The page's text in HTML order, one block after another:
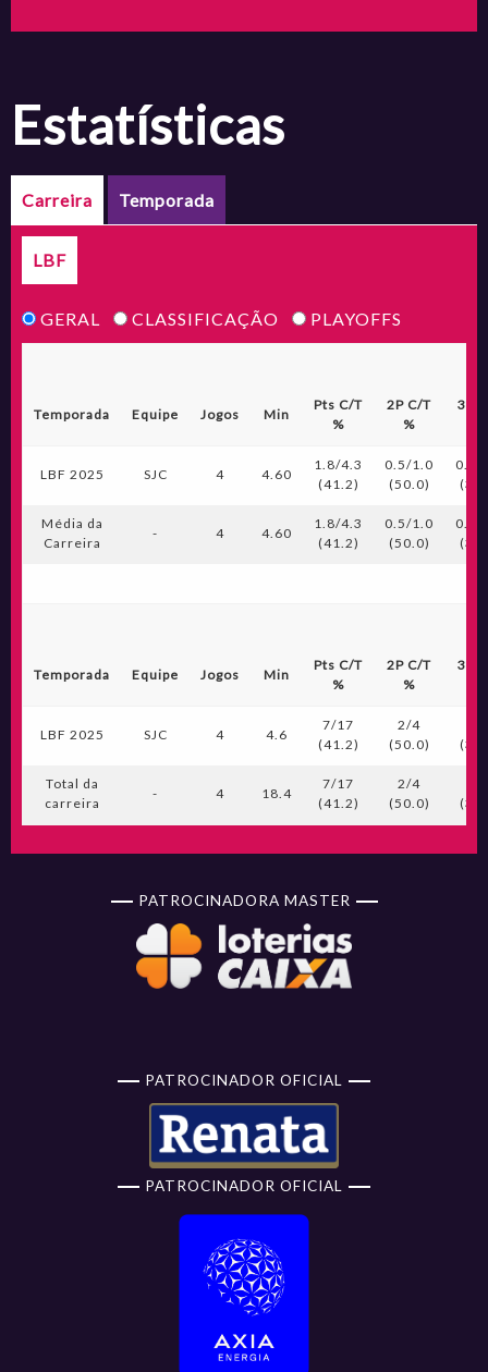
estatísticas
Carreira Temporada
LBF
GERAL CLASSIFICAÇÃO PLAYOFFS
Temporada Equipe Jogos Min
Pts C/T
%
2P C/T
%
3P
LBF 2025 SJC 4 4.60
1.8/4.3
(41.2)
0.5/1.0
(50.0)
0.3/
Média da
Carreira
- 4 4.60
1.8/4.3
(41.2)
0.5/1.0
(50.0)
0.3/
Temporada Equipe Jogos Min
Pts C/T
%
2P C/T
%
3P
LBF 2025 SJC 4 4.6
7/17
(41.2)
2/4
(50.0)
Total da
carreira
- 4 18.4
7/17
(41.2)
2/4
(50.0)
PATROCINADORA MASTER
PATROCINADOR OFICIAL
PATROCINADOR OFICIAL